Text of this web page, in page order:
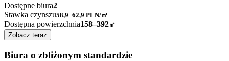
Dostępne biura2
Stawka czynszu58,9–62,9 PLN/㎡
Dostępna powierzchnia158–392㎡
Zobacz teraz
Biura o zbliżonym standardzie